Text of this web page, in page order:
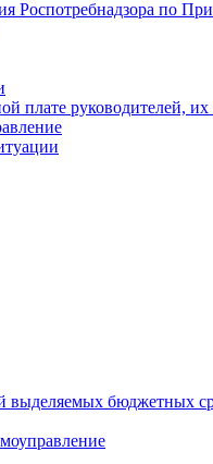
Роспотребнадзора по
плате руководителей,
выделяемых бюджетных